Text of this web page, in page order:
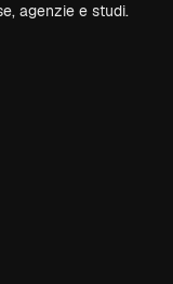
agenzie e studi.